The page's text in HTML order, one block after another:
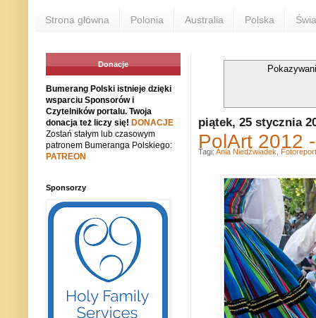
Strona główna Polonia Australia Polska
piątek, 25 stycznia
PolArt 2012
Tagi: Ania Niedźwiadek
Donacje
Bumerang Polski istnieje dzięki
wsparciu Sponsorów i
Czytelników portalu. Twoja
donacja też liczy się! DONACJE
Zostań stałym lub czasowym
patronem Bumeranga Polskiego:
PATREON
Sponsorzy